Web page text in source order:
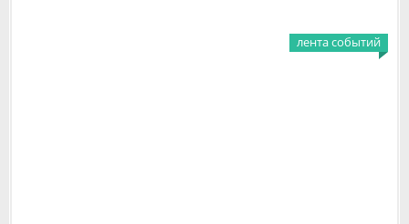
лента событий